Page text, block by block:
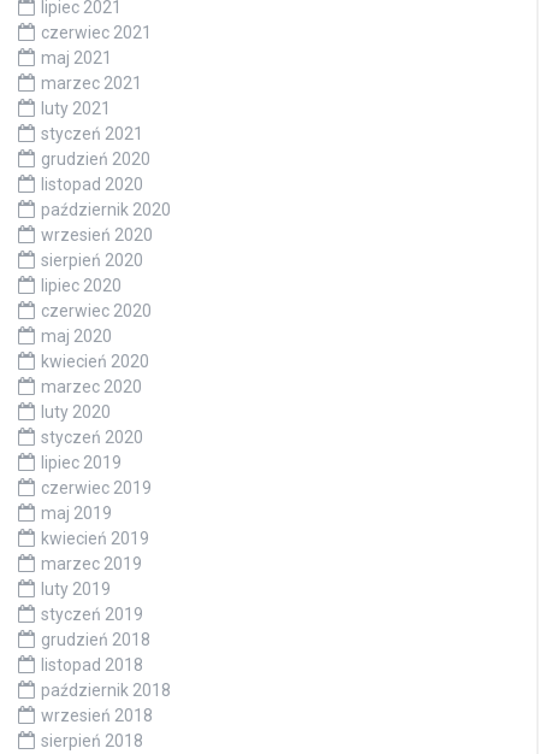
lipiec 2021
czerwiec 2021
maj 2021
marzec 2021
luty 2021
styczeń 2021
grudzień 2020
listopad 2020
październik 2020
wrzesień 2020
sierpień 2020
lipiec 2020
czerwiec 2020
maj 2020
kwiecień 2020
marzec 2020
luty 2020
styczeń 2020
lipiec 2019
czerwiec 2019
maj 2019
kwiecień 2019
marzec 2019
luty 2019
styczeń 2019
grudzień 2018
listopad 2018
październik 2018
wrzesień 2018
sierpień 2018